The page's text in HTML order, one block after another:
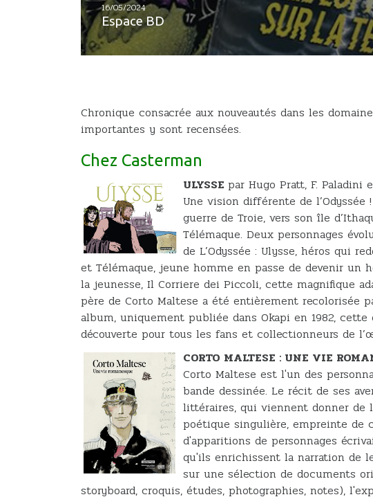
16/05/2024
Espace BD
Chronique consacrée aux nouveautés dans les
importantes y sont recensées.
Chez Casterman
ULYSSE par Hugo Pratt, F. Paladini
Une vision différente de
guerre de Troie, vers son île
Télémaque. Deux personnages
de L’Odyssée : Ulysse, héros qui
et Télémaque, jeune homme en passe de devenir un
la jeunesse, Il Corriere dei Piccoli, cette magnifique
père de Corto Maltese a été entièrement recolorisée
album, uniquement publiée dans Okapi en 1982,
découverte pour tous les fans et collectionneurs de
CORTO MALTESE : UNE VIE
Corto Maltese est l'un des
bande dessinée. Le récit de ses
littéraires, qui viennent donner de
poétique singulière, empreinte de
d'apparitions de personnages
qu'ils enrichissent la narration de
sur une sélection de documents
storyboard, croquis, études, photographies, notes),